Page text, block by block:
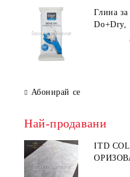
Глина
Do+Dry,
Абонирай се
Най-продавани
ITD